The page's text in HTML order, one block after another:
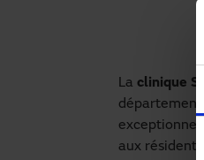
La clinique
département
aux